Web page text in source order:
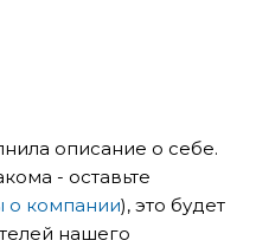
описание о себе.
- оставьте
о компании), это будет
нашего